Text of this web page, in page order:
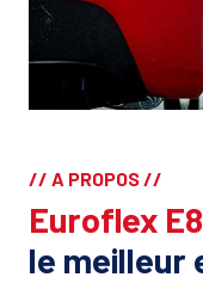
// A PROPOS //
Euroflex
le meilleur